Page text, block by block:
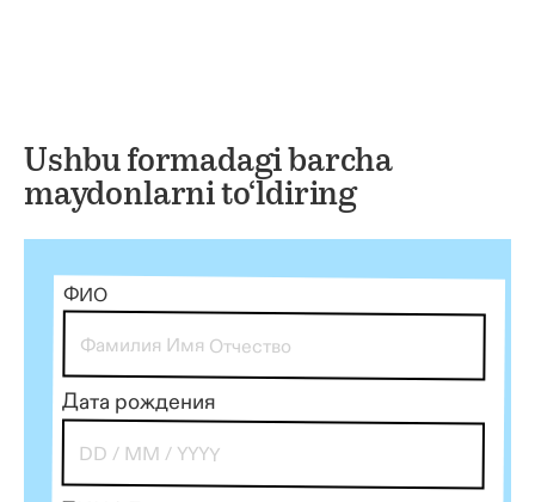
Ushbu formadagi barcha
maydonlarni to‘ldiring
ФИО
Дата рождения